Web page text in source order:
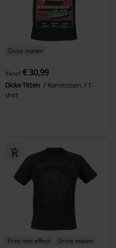
Grote maten
Vanaf€ 30,99
Dicke Titten Rammstein
T-
shirt
Print met effect Grote maten